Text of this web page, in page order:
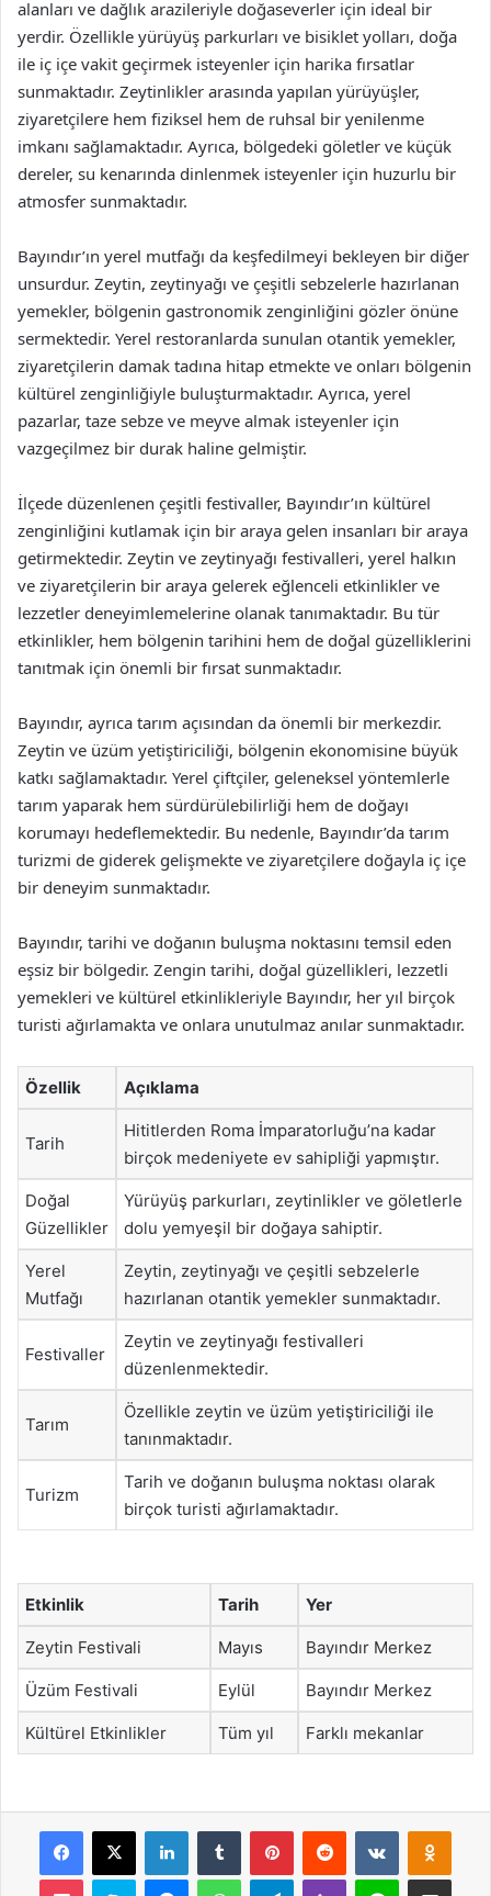
alanları ve dağlık arazileriyle doğaseverler için ideal bir
yerdir. Özellikle yürüyüş parkurları ve bisiklet yolları, doğa
ile iç içe vakit geçirmek isteyenler için harika fırsatlar
sunmaktadır. Zeytinlikler arasında yapılan yürüyüşler,
ziyaretçilere hem fiziksel hem de ruhsal bir yenilenme
imkanı sağlamaktadır. Ayrıca, bölgedeki göletler ve küçük
dereler, su kenarında dinlenmek isteyenler için huzurlu bir
atmosfer sunmaktadır.
Bayındır’ın yerel mutfağı da keşfedilmeyi bekleyen bir diğer
unsurdur. Zeytin, zeytinyağı ve çeşitli sebzelerle hazırlanan
yemekler, bölgenin gastronomik zenginliğini gözler önüne
sermektedir. Yerel restoranlarda sunulan otantik yemekler,
ziyaretçilerin damak tadına hitap etmekte ve onları bölgenin
kültürel zenginliğiyle buluşturmaktadır. Ayrıca, yerel
pazarlar, taze sebze ve meyve almak isteyenler için
vazgeçilmez bir durak haline gelmiştir.
İlçede düzenlenen çeşitli festivaller, Bayındır’ın kültürel
zenginliğini kutlamak için bir araya gelen insanları bir araya
getirmektedir. Zeytin ve zeytinyağı festivalleri, yerel halkın
ve ziyaretçilerin bir araya gelerek eğlenceli etkinlikler ve
lezzetler deneyimlemelerine olanak tanımaktadır. Bu tür
etkinlikler, hem bölgenin tarihini hem de doğal güzelliklerini
tanıtmak için önemli bir fırsat sunmaktadır.
Bayındır, ayrıca tarım açısından da önemli bir merkezdir.
Zeytin ve üzüm yetiştiriciliği, bölgenin ekonomisine büyük
katkı sağlamaktadır. Yerel çiftçiler, geleneksel yöntemlerle
tarım yaparak hem sürdürülebilirliği hem de doğayı
korumayı hedeflemektedir. Bu nedenle, Bayındır’da tarım
turizmi de giderek gelişmekte ve ziyaretçilere doğayla iç içe
bir deneyim sunmaktadır.
Bayındır, tarihi ve doğanın buluşma noktasını temsil eden
eşsiz bir bölgedir. Zengin tarihi, doğal güzellikleri, lezzetli
yemekleri ve kültürel etkinlikleriyle Bayındır, her yıl birçok
turisti ağırlamakta ve onlara unutulmaz anılar sunmaktadır.
Özellik Açıklama
Tarih
Hititlerden Roma İmparatorluğu’na kadar
birçok medeniyete ev sahipliği yapmıştır.
Doğal
Güzellikler
Yürüyüş parkurları, zeytinlikler ve göletlerle
dolu yemyeşil bir doğaya sahiptir.
Yerel
Mutfağı
Zeytin, zeytinyağı ve çeşitli sebzelerle
hazırlanan otantik yemekler sunmaktadır.
Festivaller
Zeytin ve zeytinyağı festivalleri
düzenlenmektedir.
Tarım
Özellikle zeytin ve üzüm yetiştiriciliği ile
tanınmaktadır.
Turizm
Tarih ve doğanın buluşma noktası olarak
birçok turisti ağırlamaktadır.
Etkinlik Tarih Yer
Zeytin Festivali Mayıs Bayındır Merkez
Üzüm Festivali Eylül Bayındır Merkez
Kültürel Etkinlikler Tüm yıl Farklı mekanlar
Facebook
X LinkedInTumblr PinterestReddit VKontakte
Pocket Skype MessengerWhatsAppTelegramViber Line E-Posta ile